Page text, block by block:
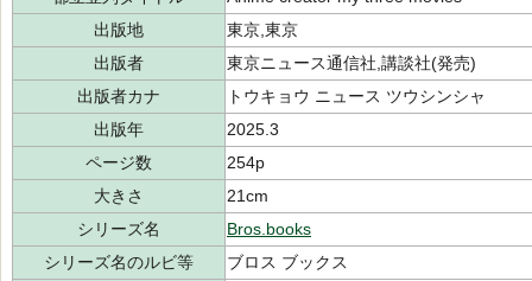
出版地
東京,東京
出版者
東京ニュース通信社,講談社(発売)
出版者カナ
トウキョウ ニュース ツウシンシャ
出版年
2025.3
ページ数
254p
大きさ
21cm
シリーズ名
Bros.books
シリーズ名のルビ等
ブロス ブックス